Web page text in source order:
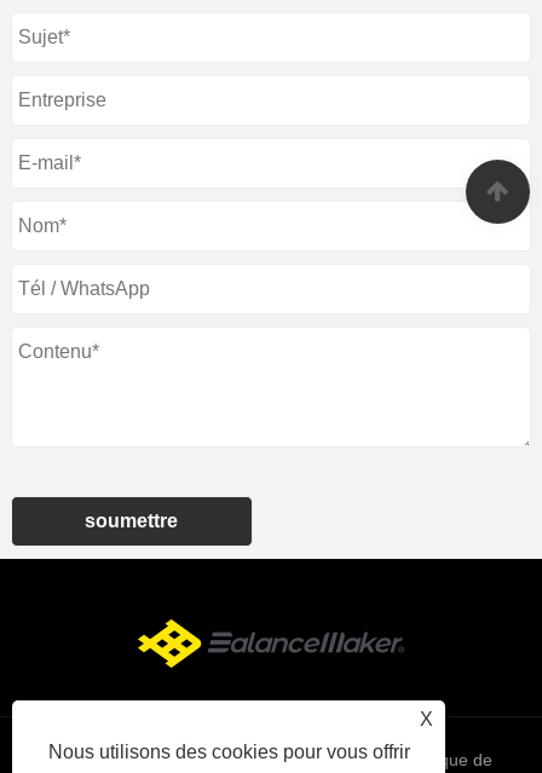
soumettre
X
Nous utilisons des cookies pour vous offrir
Links Sitemap RSS XML politique de